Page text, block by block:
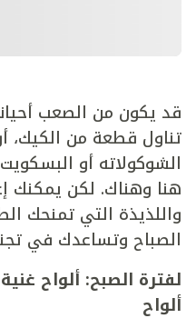
قد يكون من الصعب
تناول قطعة من الكيك،
الشوكولاته أو
هنا وهناك. لكن يمكنك
واللذيذة التي تمنحك
الصباح وتساعدك في
ألواح